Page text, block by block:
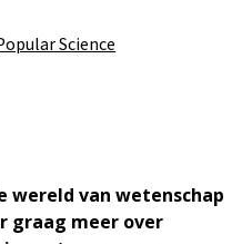
Science
wereld van wetenschap
graag meer over